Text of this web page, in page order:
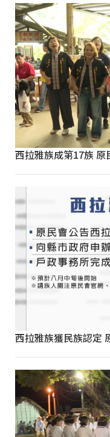
西拉雅族成第17族 原
西拉雅族獲民族認定